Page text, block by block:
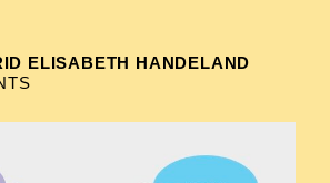
ELISABETH HANDELAND